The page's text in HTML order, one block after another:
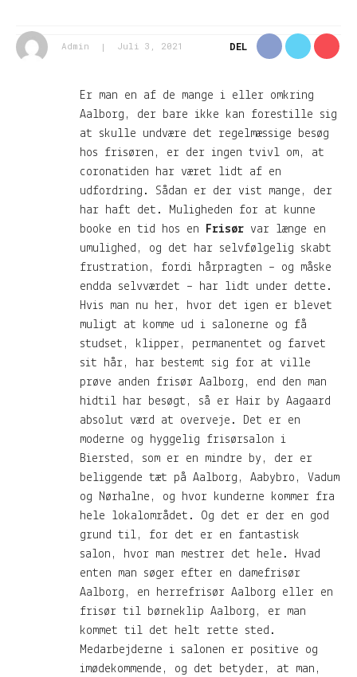
Admin Juli 3, 2021 DEL
Er man en af de mange i eller omkring
Aalborg, der bare ikke kan forestille sig
at skulle undvære det regelmæssige besøg
hos frisøren, er der ingen tvivl om, at
coronatiden har været lidt af en
udfordring. Sådan er der vist mange, der
har haft det. Muligheden for at kunne
booke en tid hos en Frisør var længe en
umulighed, og det har selvfølgelig skabt
frustration, fordi hårpragten – og måske
endda selvværdet – har lidt under dette.
Hvis man nu her, hvor det igen er blevet
muligt at komme ud i salonerne og få
studset, klipper, permanentet og farvet
sit hår, har bestemt sig for at ville
prøve anden frisør Aalborg, end den man
hidtil har besøgt, så er Hair by Aagaard
absolut værd at overveje. Det er en
moderne og hyggelig frisørsalon i
Biersted, som er en mindre by, der er
beliggende tæt på Aalborg, Aabybro, Vadum
og Nørhalne, og hvor kunderne kommer fra
hele lokalområdet. Og det er der en god
grund til, for det er en fantastisk
salon, hvor man mestrer det hele. Hvad
enten man søger efter en damefrisør
Aalborg, en herrefrisør Aalborg eller en
frisør til børneklip Aalborg, er man
kommet til det helt rette sted.
Medarbejderne i salonen er positive og
imødekommende, og det betyder, at man,